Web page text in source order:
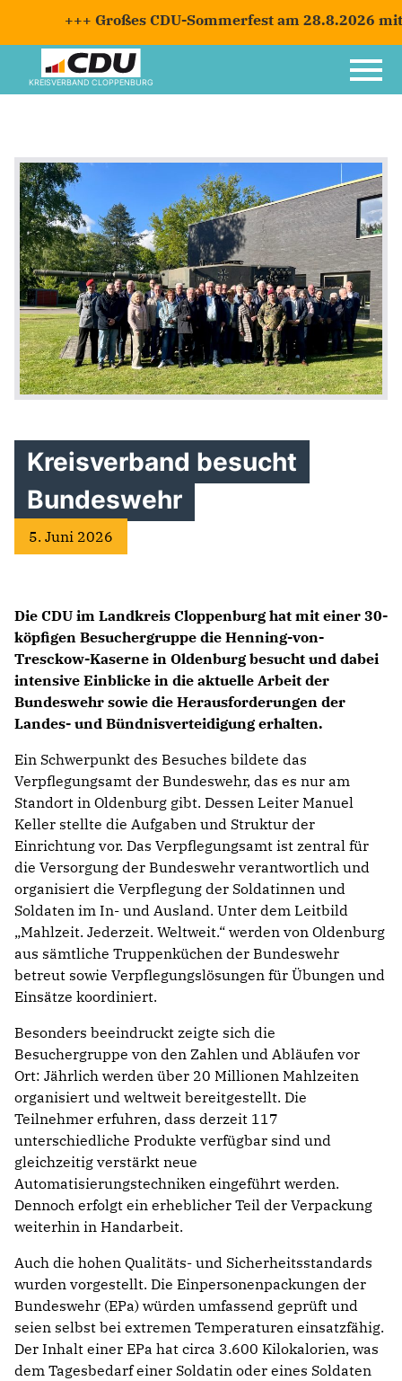
+++ Großes CDU-Sommerfest am 28.8.2026 mit
KREISVERBAND CLOPPENBURG
Kreisverband besucht
Bundeswehr
5. Juni 2026
Die CDU im Landkreis Cloppenburg hat mit einer 30-
köpfigen Besuchergruppe die Henning-von-
Tresckow-Kaserne in Oldenburg besucht und dabei
intensive Einblicke in die aktuelle Arbeit der
Bundeswehr sowie die Herausforderungen der
Landes- und Bündnisverteidigung erhalten.
Ein Schwerpunkt des Besuches bildete das
Verpflegungsamt der Bundeswehr, das es nur am
Standort in Oldenburg gibt. Dessen Leiter Manuel
Keller stellte die Aufgaben und Struktur der
Einrichtung vor. Das Verpflegungsamt ist zentral für
die Versorgung der Bundeswehr verantwortlich und
organisiert die Verpflegung der Soldatinnen und
Soldaten im In- und Ausland. Unter dem Leitbild
„Mahlzeit. Jederzeit. Weltweit.“ werden von Oldenburg
aus sämtliche Truppenküchen der Bundeswehr
betreut sowie Verpflegungslösungen für Übungen und
Einsätze koordiniert.
Besonders beeindruckt zeigte sich die
Besuchergruppe von den Zahlen und Abläufen vor
Ort: Jährlich werden über 20 Millionen Mahlzeiten
organisiert und weltweit bereitgestellt. Die
Teilnehmer erfuhren, dass derzeit 117
unterschiedliche Produkte verfügbar sind und
gleichzeitig verstärkt neue
Automatisierungstechniken eingeführt werden.
Dennoch erfolgt ein erheblicher Teil der Verpackung
weiterhin in Handarbeit.
Auch die hohen Qualitäts- und Sicherheitsstandards
wurden vorgestellt. Die Einpersonenpackungen der
Bundeswehr (EPa) würden umfassend geprüft und
seien selbst bei extremen Temperaturen einsatzfähig.
Der Inhalt einer EPa hat circa 3.600 Kilokalorien, was
dem Tagesbedarf einer Soldatin oder eines Soldaten